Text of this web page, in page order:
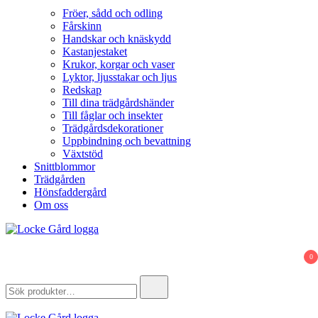
Fröer, sådd och odling
Fårskinn
Handskar och knäskydd
Kastanjestaket
Krukor, korgar och vaser
Lyktor, ljusstakar och ljus
Redskap
Till dina trädgårdshänder
Till fåglar och insekter
Trädgårdsdekorationer
Uppbindning och bevattning
Växtstöd
Snittblommor
Trädgården
Hönsfaddergård
Om oss
0
for: